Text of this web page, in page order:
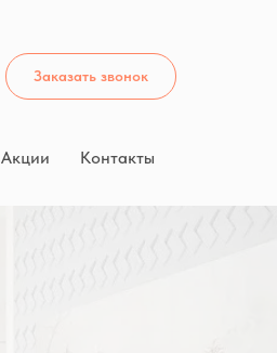
Заказать звонок
Акции Контакты